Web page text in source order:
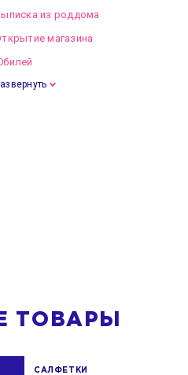
из роддома
магазина
ТОВАРЫ
САЛФЕТКИ